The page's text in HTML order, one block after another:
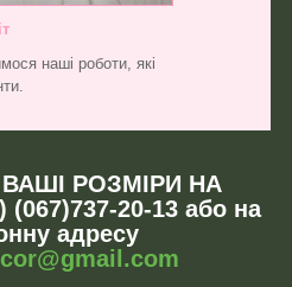
наші роботи, які
РОЗМІРИ НА
20-13 або на
адресу